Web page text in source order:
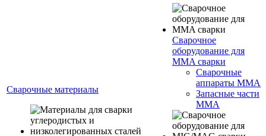
Сварочные материалы
Сварочное
оборудование для
MMA сварки
Сварочные
аппараты MMA
Запасные части
MMA